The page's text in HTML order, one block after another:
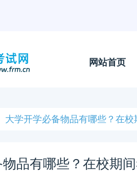
网站首页
大学开学必备物品有哪些？在
品有哪些？在校期